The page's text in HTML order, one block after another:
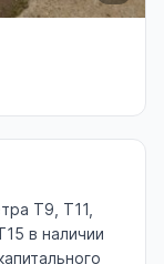
Т9, Т11,
в наличии